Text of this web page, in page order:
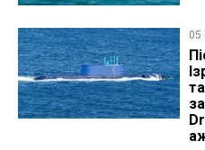
05